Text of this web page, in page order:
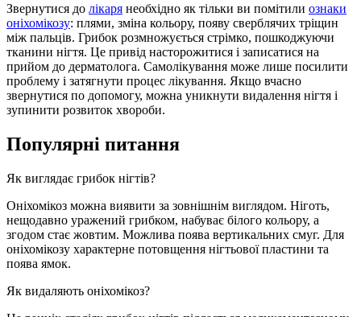
Звернутися до лікаря необхідно як тільки ви помітили ознаки
оніхомікозу: плями, зміна кольору, появу сверблячих тріщин
між пальців. Грибок розмножується стрімко, пошкоджуючи
тканини нігтя. Це привід насторожитися і записатися на
прийом до дерматолога. Самолікування може лише посилити
проблему і затягнути процес лікування. Якщо вчасно
звернутися по допомогу, можна уникнути видалення нігтя і
зупинити розвиток хвороби.
Популярні питання
Як виглядає грибок нігтів?
Оніхомікоз можна виявити за зовнішнім виглядом. Ніготь,
нещодавно уражений грибком, набуває білого кольору, а
згодом стає жовтим. Можлива поява вертикальних смуг. Для
оніхомікозу характерне потовщення нігтьової пластини та
поява ямок.
Як видаляють оніхомікоз?